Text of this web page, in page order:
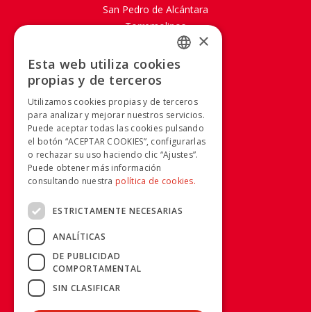
San Pedro de Alcántara
Torremolinos
SOBRE AVANZA
Mapa Web
Aviso legal
Política de Cookies
Política de privacidad
Condiciones generales
Condiciones de compra
Calidad y Medio Ambiente
×
Esta web utiliza cookies
propias y de terceros
Utilizamos cookies propias y de terceros
para analizar y mejorar nuestros servicios.
Puede aceptar todas las cookies pulsando
el botón “ACEPTAR COOKIES”, configurarlas
o rechazar su uso haciendo clic “Ajustes”.
Puede obtener más información
consultando nuestra política de cookies.
ESTRICTAMENTE NECESARIAS
ANALÍTICAS
DE PUBLICIDAD
COMPORTAMENTAL
SIN CLASIFICAR